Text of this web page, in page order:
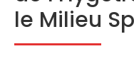
le Milieu